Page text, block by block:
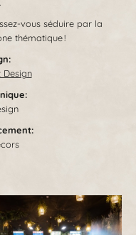
vous séduire par la
thématique !
Design